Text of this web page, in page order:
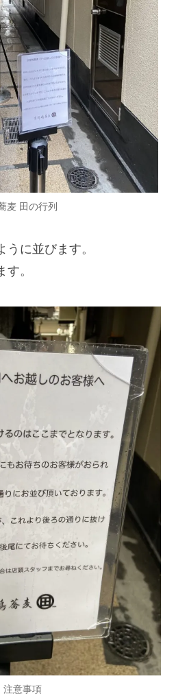
麦 田の行列
うに並びます。
。
注意事項